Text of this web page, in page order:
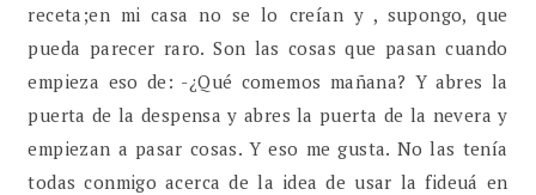
receta;en mi casa no se lo creían y , supongo, que
pueda parecer raro. Son las cosas que pasan cuando
empieza eso de: -¿Qué comemos mañana? Y abres la
puerta de la despensa y abres la puerta de la nevera y
empiezan a pasar cosas. Y eso me gusta. No las tenía
todas conmigo acerca de la idea de usar la fideuá en